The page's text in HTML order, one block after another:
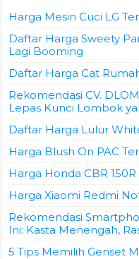
Harga Mesin Cuci LG
Daftar Harga Sweety
Lagi Booming
Daftar Harga Cat
Rekomendasi CV.
Lepas Kunci Lombok
Daftar Harga Lulur
Harga Blush On PAC
Harga Honda CBR
Harga Xiaomi Redmi
Rekomendasi
Ini: Kasta Menengah,
5 Tips Memilih Genset